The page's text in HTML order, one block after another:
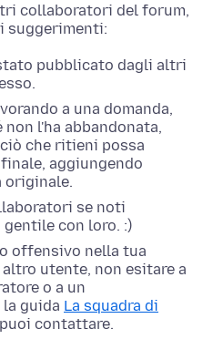
collaboratori del forum,
suggerimenti:
pubblicato dagli altri
a una domanda,
l'ha abbandonata,
che ritieni possa
aggiungendo
originale.
se noti
con loro. :)
offensivo nella tua
utente, non esitare a
o a un
guida La squadra di
contattare.